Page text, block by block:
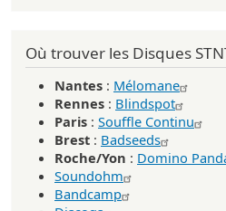
Où trouver les Disques
Nantes : Mélomane
Rennes : Blindspot
Paris : Souffle Continu
Brest : Badseeds
Roche/Yon : Domino
Soundohm
Bandcamp